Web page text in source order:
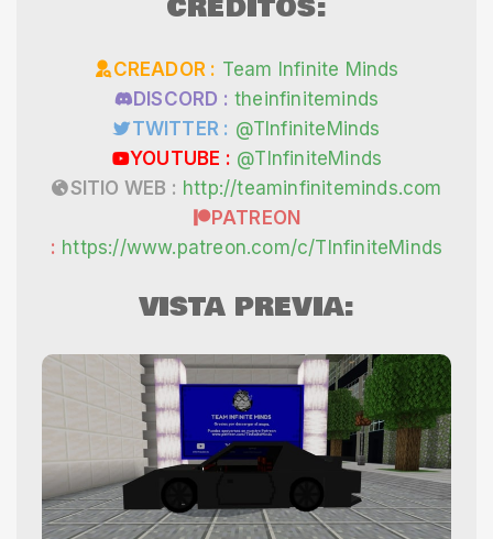
CRÉDITOS:
CREADOR : Team Infinite Minds
DISCORD : theinfiniteminds
TWITTER : @TInfiniteMinds
YOUTUBE : @TInfiniteMinds
SITIO WEB : http://teaminfiniteminds.com
PATREON
: https://www.patreon.com/c/TInfiniteMinds
VISTA PREVIA: